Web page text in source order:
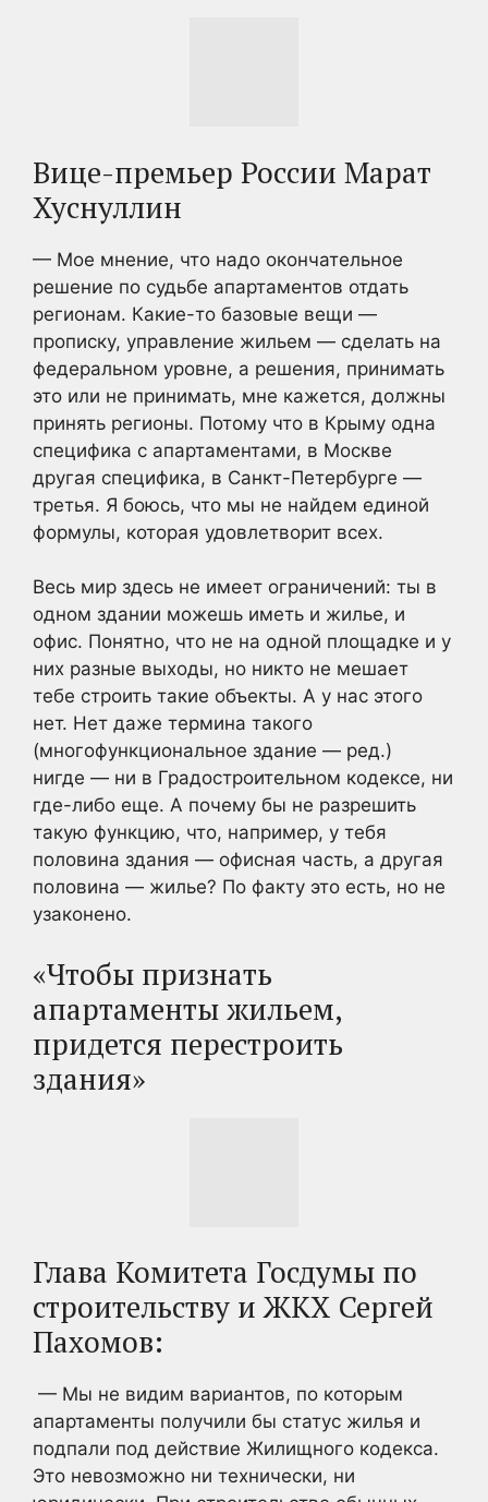
Вице-премьер России Марат
Хуснуллин
— Мое мнение, что надо окончательное
решение по судьбе апартаментов отдать
регионам. Какие-то базовые вещи —
прописку, управление жильем — сделать на
федеральном уровне, а решения, принимать
это или не принимать, мне кажется, должны
принять регионы. Потому что в Крыму одна
специфика с апартаментами, в Москве
другая специфика, в Санкт-Петербурге —
третья. Я боюсь, что мы не найдем единой
формулы, которая удовлетворит всех.
Весь мир здесь не имеет ограничений: ты в
одном здании можешь иметь и жилье, и
офис. Понятно, что не на одной площадке и у
них разные выходы, но никто не мешает
тебе строить такие объекты. А у нас этого
нет. Нет даже термина такого
(многофункциональное здание — ред.)
нигде — ни в Градостроительном кодексе, ни
где-либо еще. А почему бы не разрешить
такую функцию, что, например, у тебя
половина здания — офисная часть, а другая
половина — жилье? По факту это есть, но не
узаконено.
«Чтобы признать
апартаменты жильем,
придется перестроить
здания»
Глава Комитета Госдумы по
строительству и ЖКХ Сергей
Пахомов:
— Мы не видим вариантов, по которым
апартаменты получили бы статус жилья и
подпали под действие Жилищного кодекса.
Это невозможно ни технически, ни